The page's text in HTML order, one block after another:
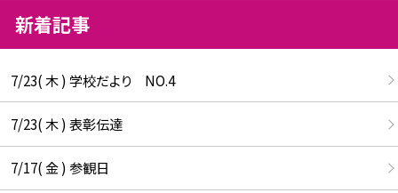
新着記事
7/23( 木 ) 学校だより NO.4
7/23( 木 ) 表彰伝達
7/17( 金 ) 参観日